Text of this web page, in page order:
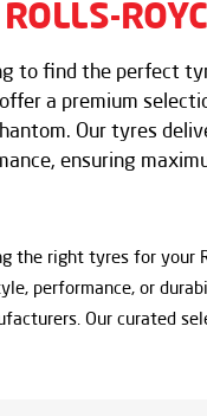
to find the perfect
a premium
Our tyres
ensuring
the right tyres for your
performance, or
Our curated